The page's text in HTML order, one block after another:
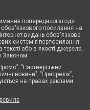
попередньої згоди
посилання на
видань обов'язкове
систем гіперпосилання
або в якості джерела.
Законом.
"Партнерський
новини", "Пресреліз",
на правах реклами.